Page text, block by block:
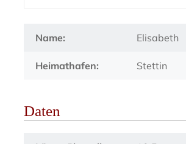
Name: Elisabeth
Heimathafen: Stettin
Daten